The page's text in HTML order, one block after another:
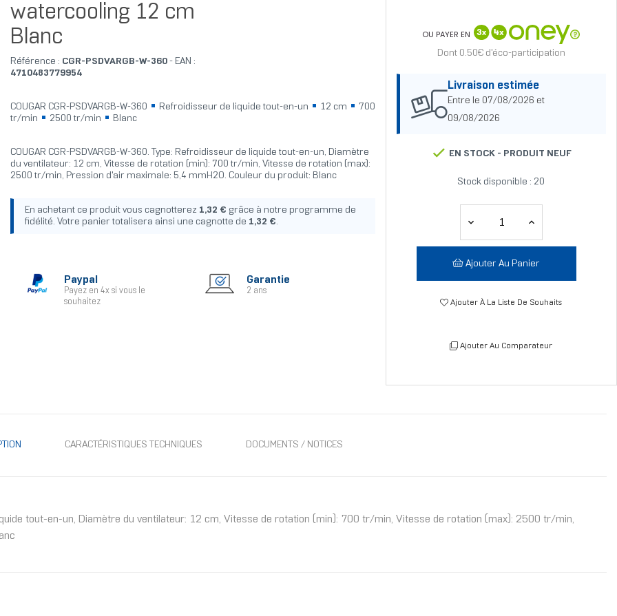
watercooling 12 cm
Blanc
Référence : CGR-PSDVARGB-W-360- EAN :
4710483779954
COUGAR CGR-PSDVARGB-W-360 Refroidisseur de liquide tout-en-un 12 cm
700
tr/min
2500 tr/min Blanc
COUGAR CGR-PSDVARGB-W-360. Type: Refroidisseur de liquide tout-en-un, Diamètre
du ventilateur: 12 cm, Vitesse de rotation (min): 700 tr/min, Vitesse de rotation (max):
2500 tr/min, Pression d'air maximale: 5,4 mmH2O. Couleur du produit: Blanc
En achetant ce produit vous cagnotterez 1,32 € grâce à notre programme de
fidélité. Votre panier totalisera ainsi une cagnotte de 1,32 €.
Paypal
Payez en 4x si vous le
souhaitez
Garantie
2 ans
OU PAYER EN
Dont 0.50€ d'éco-participation
Livraison estimée
Entre le 07/08/2026 et
09/08/2026
EN STOCK - PRODUIT NEUF
Stock disponible : 20
Ajouter Au Panier
Ajouter À La Liste De Souhaits
Ajouter Au Comparateur
CARACTÉRISTIQUES TECHNIQUES DOCUMENTS / NOTICES
tout-en-un, Diamètre du ventilateur: 12 cm, Vitesse de rotation (min): 700 tr/min, Vitesse de rotation (max): 2500 tr/min,